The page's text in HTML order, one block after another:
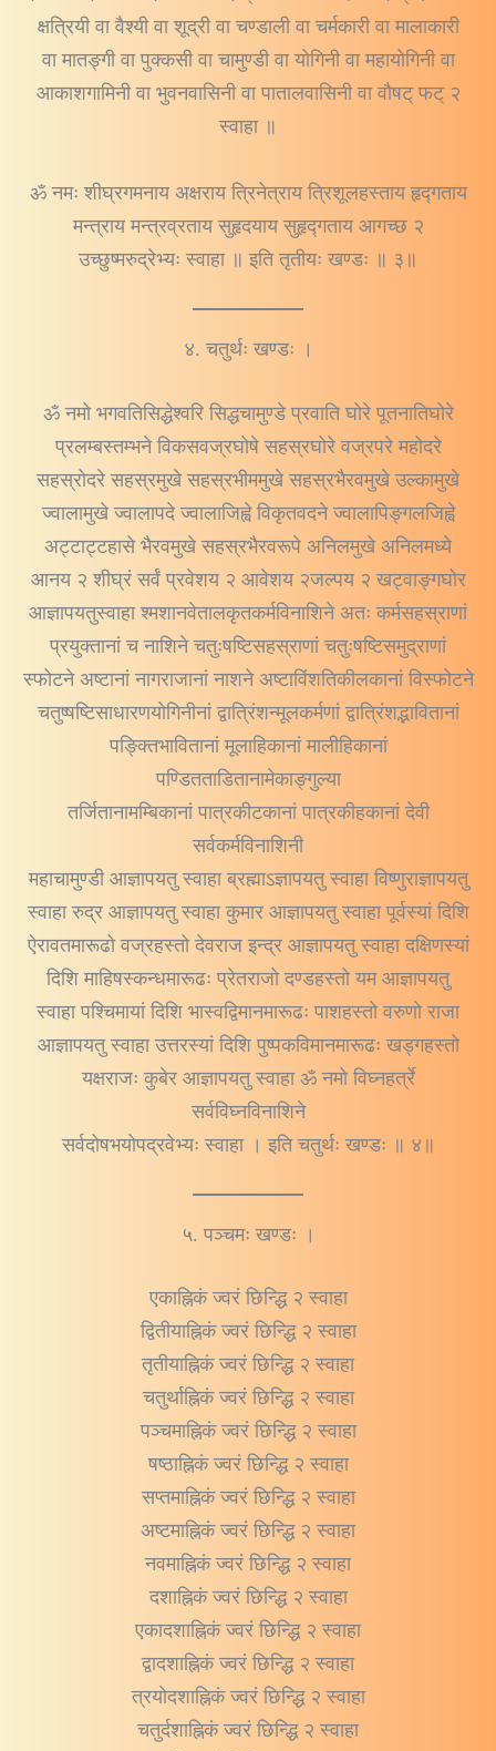
क्षत्रियी वा वैश्यी वा शूद्री वा चण्डाली वा चर्मकारी वा मालाकारी
वा मातङ्गी वा पुक्कसी वा चामुण्डी वा योगिनी वा महायोगिनी वा
आकाशगामिनी वा भुवनवासिनी वा पातालवासिनी वा वौषट् फट् २
स्वाहा ॥
ॐ नमः शीघ्रगमनाय अक्षराय त्रिनेत्राय त्रिशूलहस्ताय हृद्गताय
मन्त्राय मन्त्रव्रताय सुहृदयाय सुहृद्गताय आगच्छ २
उच्छुष्मरुद्रेभ्यः स्वाहा ॥ इति तृतीयः खण्डः ॥ ३॥
४. चतुर्थः खण्डः ।
ॐ नमो भगवतिसिद्धेश्वरि सिद्धचामुण्डे प्रवाति घोरे पूतनातिघोरे
प्रलम्बस्तम्भने विकसवज्रघोषे सहस्रघोरे वज्रपरे महोदरे
सहस्रोदरे सहस्रमुखे सहस्रभीममुखे सहस्रभैरवमुखे उल्कामुखे
ज्वालामुखे ज्वालापदे ज्वालाजिह्वे विकृतवदने ज्वालापिङ्गलजिह्वे
अट्टाट्टहासे भैरवमुखे सहस्रभैरवरूपे अनिलमुखे अनिलमध्ये
आनय २ शीघ्रं सर्वं प्रवेशय २ आवेशय २जल्पय २ खट्वाङ्गघोर
आज्ञापयतुस्वाहा श्मशानवेतालकृतकर्मविनाशिने अतः कर्मसहस्राणां
प्रयुक्तानां च नाशिने चतुःषष्टिसहस्राणां चतुःषष्टिसमुद्राणां
स्फोटने अष्टानां नागराजानां नाशने अष्टाविंशतिकीलकानां विस्फोटने
चतुष्षष्टिसाधारणयोगिनीनां द्वात्रिंशन्मूलकर्मणां द्वात्रिंशद्भावितानां
पङ्क्तिभावितानां मूलाहिकानां मालीहिकानां
पण्डितताडितानामेकाङ्गुल्या
तर्जितानामम्बिकानां पात्रकीटकानां पात्रकीहकानां देवी
सर्वकर्मविनाशिनी
महाचामुण्डी आज्ञापयतु स्वाहा ब्रह्माऽज्ञापयतु स्वाहा विष्णुराज्ञापयतु
स्वाहा रुद्र आज्ञापयतु स्वाहा कुमार आज्ञापयतु स्वाहा पूर्वस्यां दिशि
ऐरावतमारूढो वज्रहस्तो देवराज इन्द्र आज्ञापयतु स्वाहा दक्षिणस्यां
दिशि माहिषस्कन्धमारूढः प्रेतराजो दण्डहस्तो यम आज्ञापयतु
स्वाहा पश्चिमायां दिशि भास्वद्विमानमारूढः पाशहस्तो वरुणो राजा
आज्ञापयतु स्वाहा उत्तरस्यां दिशि पुष्पकविमानमारूढः खड्गहस्तो
यक्षराजः कुबेर आज्ञापयतु स्वाहा ॐ नमो विघ्नहर्त्रे
सर्वविघ्नविनाशिने
सर्वदोषभयोपद्रवेभ्यः स्वाहा । इति चतुर्थः खण्डः ॥ ४॥
५. पञ्चमः खण्डः ।
एकाह्निकं ज्वरं छिन्द्धि २ स्वाहा
द्वितीयाह्निकं ज्वरं छिन्द्धि २ स्वाहा
तृतीयाह्निकं ज्वरं छिन्द्धि २ स्वाहा
चतुर्थाह्निकं ज्वरं छिन्द्धि २ स्वाहा
पञ्चमाह्निकं ज्वरं छिन्द्धि २ स्वाहा
षष्ठाह्निकं ज्वरं छिन्द्धि २ स्वाहा
सप्तमाह्निकं ज्वरं छिन्द्धि २ स्वाहा
अष्टमाह्निकं ज्वरं छिन्द्धि २ स्वाहा
नवमाह्निकं ज्वरं छिन्द्धि २ स्वाहा
दशाह्निकं ज्वरं छिन्द्धि २ स्वाहा
एकादशाह्निकं ज्वरं छिन्द्धि २ स्वाहा
द्वादशाह्निकं ज्वरं छिन्द्धि २ स्वाहा
त्रयोदशाह्निकं ज्वरं छिन्द्धि २ स्वाहा
चतुर्दशाह्निकं ज्वरं छिन्द्धि २ स्वाहा